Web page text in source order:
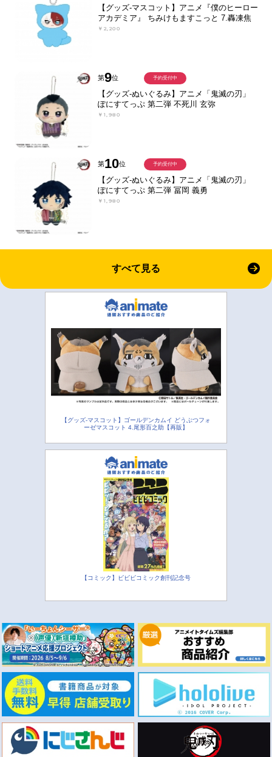
【グッズ-マスコット】アニメ『僕のヒーロー
アカデミア』 ちみけもますこっと 7.轟凍焦
￥2,200
第9位
【グッズ-ぬいぐるみ】アニメ「鬼滅の刃」
ぽにすてっぷ 第二弾 不死川 玄弥
￥1,980
予約受付中
第10位
【グッズ-ぬいぐるみ】アニメ「鬼滅の刃」
ぽにすてっぷ 第二弾 冨岡 義勇
￥1,980
予約受付中
すべて見る
【グッズ-マスコット】ゴールデンカムイ どうぶつフォ
ーゼマスコット 4.尾形百之助【再販】
【コミック】ビビビコミック創刊記念号